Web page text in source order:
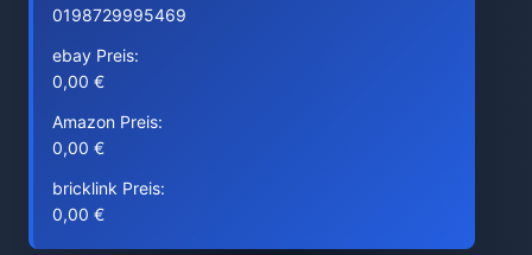
0198729995469
ebay Preis:
0,00 €
Amazon Preis:
0,00 €
bricklink Preis:
0,00 €